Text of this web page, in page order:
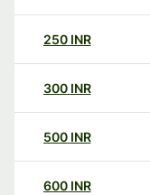
250 INR
300 INR
500 INR
600 INR